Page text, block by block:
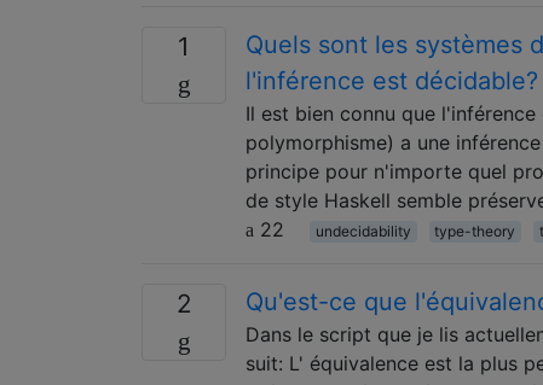
1
Quels sont les systèmes
l'inférence est décidable?
Il est bien connu que
polymorphisme) a une
principe pour n'importe quel
de style Haskell semble
22
undecidability type-theory
2 Qu'est-ce que
Dans le script que je lis
suit: L' équivalence est la plus